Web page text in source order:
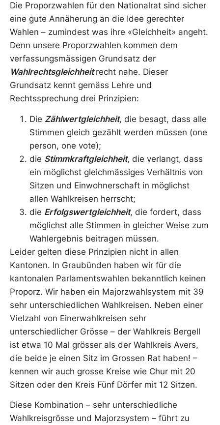
Die Proporzwahlen für den Nationalrat sind sicher
eine gute Annäherung an die Idee gerechter
Wahlen – zumindest was ihre «Gleichheit» angeht.
Denn unsere Proporzwahlen kommen dem
verfassungsmässigen Grundsatz der
Wahlrechtsgleichheitrecht nahe. Dieser
Grundsatz kennt gemäss Lehre und
Rechtssprechung drei Prinzipien:
Die Zählwertgleichheit, die besagt, dass alle
Stimmen gleich gezählt werden müssen (one
person, one vote);
die Stimmkraftgleichheit, die verlangt, dass
ein möglichst gleichmässiges Verhältnis von
Sitzen und Einwohnerschaft in möglichst
allen Wahlkreisen herrscht;
die Erfolgswertgleichheit, die fordert, dass
möglichst alle Stimmen in gleicher Weise zum
Wahlergebnis beitragen müssen.
Leider gelten diese Prinzipien nicht in allen
Kantonen. In Graubünden haben wir für die
kantonalen Parlamentswahlen bekanntlich keinen
Proporz. Wir haben ein Majorzwahlsystem mit 39
sehr unterschiedlichen Wahlkreisen. Neben einer
Vielzahl von Einerwahlkreisen sehr
unterschiedlicher Grösse – der Wahlkreis Bergell
ist etwa 10 Mal grösser als der Wahlkreis Avers,
die beide je einen Sitz im Grossen Rat haben! –
kennen wir auch grosse Kreise wie Chur mit 20
Sitzen oder den Kreis Fünf Dörfer mit 12 Sitzen.
Diese Kombination – sehr unterschiedliche
Wahlkreisgrösse und Majorzsystem – führt zu